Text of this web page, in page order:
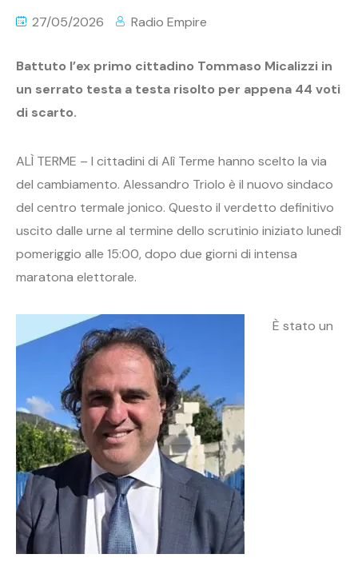
27/05/2026 Radio Empire
Battuto l’ex primo cittadino Tommaso Micalizzi in
un serrato testa a testa risolto per appena 44 voti
di scarto.
ALÌ TERME – I cittadini di Alì Terme hanno scelto la via
del cambiamento. Alessandro Triolo è il nuovo sindaco
del centro termale jonico. Questo il verdetto definitivo
uscito dalle urne al termine dello scrutinio iniziato lunedì
pomeriggio alle 15:00, dopo due giorni di intensa
maratona elettorale.
È stato un